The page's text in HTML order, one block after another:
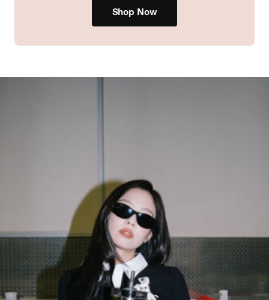
Shop Now